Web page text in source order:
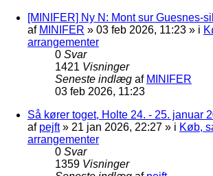
[MINIFER] Ny N: Mont sur Guesnes-
af MINIFER » 03 feb 2026, 11:23 » i
arrangementer
0 Svar
1421 Visninger
Seneste indlæg af MINIFER
03 feb 2026, 11:23
Så kører toget, Holte 24. - 25. januar
af pejft» 21 jan 2026, 22:27 » i Køb,
arrangementer
0 Svar
1359 Visninger